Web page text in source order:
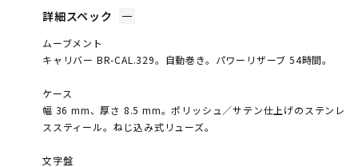
詳細スペック
ムーブメント
キャリバー BR-CAL.329。自動巻き。パワーリザーブ 54時間。
ケース
幅 36 mm、厚さ 8.5 mm。ポリッシュ／サテン仕上げのステンレ
ススティール。ねじ込み式リューズ。
文字盤